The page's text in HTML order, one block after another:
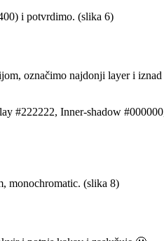
i potvrdimo. (slika 6)
označimo najdonji layer i
#222222, Inner-shadow
monochromatic. (slika 8)